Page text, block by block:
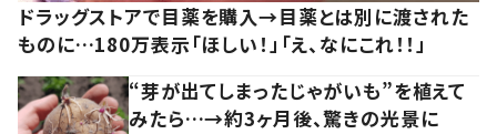
ドラッグストアで目薬を購入→目薬とは別に渡された
ものに…180万表示「ほしい！」「え、なにこれ！！」
“芽が出てしまったじゃがいも”を植えて
みたら…→約3ヶ月後、驚きの光景に